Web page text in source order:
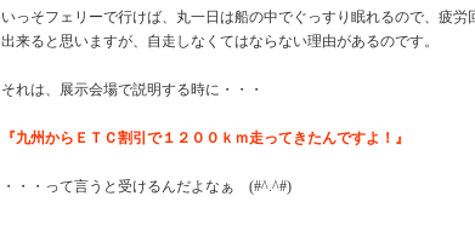
いっそフェリーで行けば、丸一日は船の中でぐっすり眠れるので、疲労
出来ると思いますが、自走しなくてはならない理由があるのです。
それは、展示会場で説明する時に・・・
『九州からＥＴＣ割引で１２００ｋｍ走ってきたんですよ！』
・・・って言うと受けるんだよなぁ (#^.^#)